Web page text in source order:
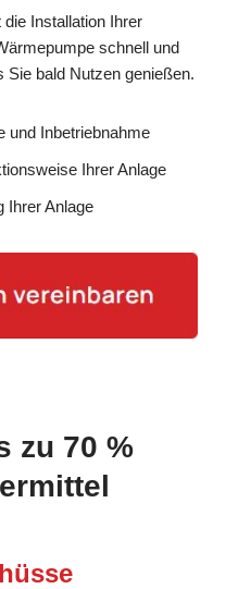
Installation Ihrer
schnell und
bald Nutzen genießen.
und Inbetriebnahme
Ihrer Anlage
Ihrer Anlage
zu 70 %